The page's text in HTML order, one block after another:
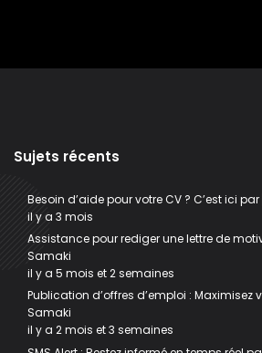
Sujets récents
Besoin d’aide pour votre CV ? C’est ici par
il y a 3 mois
Assistance pour rediger une lettre de
Samaki
il y a 5 mois et 2 semaines
Publication d’offres d’emploi : Maximisez
Samaki
il y a 2 mois et 3 semaines